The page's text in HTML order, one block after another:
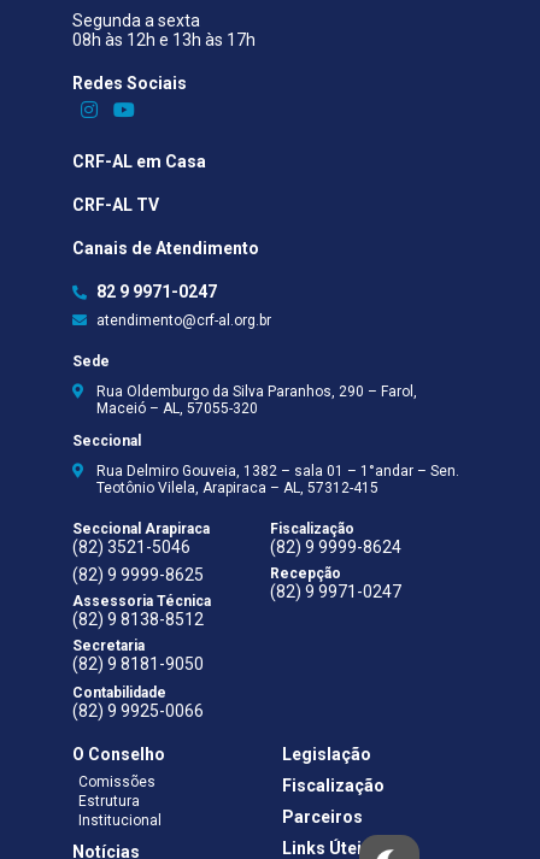
Segunda a sexta
08h às 12h e 13h às 17h
Redes Sociais​
CRF-AL em Casa
CRF-AL TV
Canais de Atendimento
82 9 9971-0247
atendimento@crf-al.org.br
Sede
Rua Oldemburgo da Silva Paranhos, 290 – Farol,
Maceió – AL, 57055-320
Seccional
Rua Delmiro Gouveia, 1382 – sala 01 – 1°andar – Sen.
Teotônio Vilela, Arapiraca – AL, 57312-415
Seccional Arapiraca
(82) 3521-5046
(82) 9 9999-8625
Assessoria Técnica
(82) 9 8138-8512
Secretaria
(82) 9 8181-9050
Contabilidade
(82) 9 9925-0066
Fiscalização
(82) 9 9999-8624
Recepção
(82) 9 9971-0247
O Conselho
Comissões
Estrutura
Institucional
Notícias
Legislação
Fiscalização
Parceiros
Links Úteis